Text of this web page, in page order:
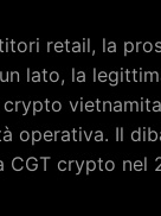
retail, la
lato, la
operativa. Il
CGT crypto nel